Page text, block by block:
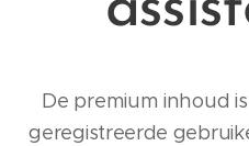
De premium inhoud
geregistreerde